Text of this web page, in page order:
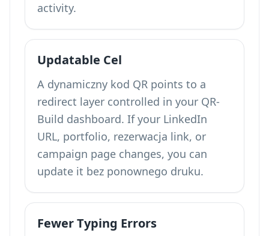
activity.
Updatable Cel
A dynamiczny kod QR points to a
redirect layer controlled in your QR-
Build dashboard. If your LinkedIn
URL, portfolio, rezerwacja link, or
campaign page changes, you can
update it bez ponownego druku.
Fewer Typing Errors